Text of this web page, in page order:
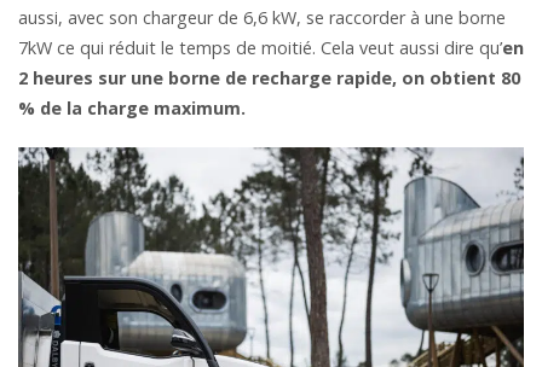
aussi, avec son chargeur de 6,6 kW, se raccorder à une borne
7kW ce qui réduit le temps de moitié. Cela veut aussi dire qu’en
2 heures sur une borne de recharge rapide, on obtient 80
% de la charge maximum.